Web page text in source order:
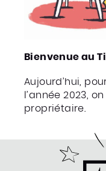
Bienvenue au
Aujourd’hui,
l’année 2023,
propriétaire.